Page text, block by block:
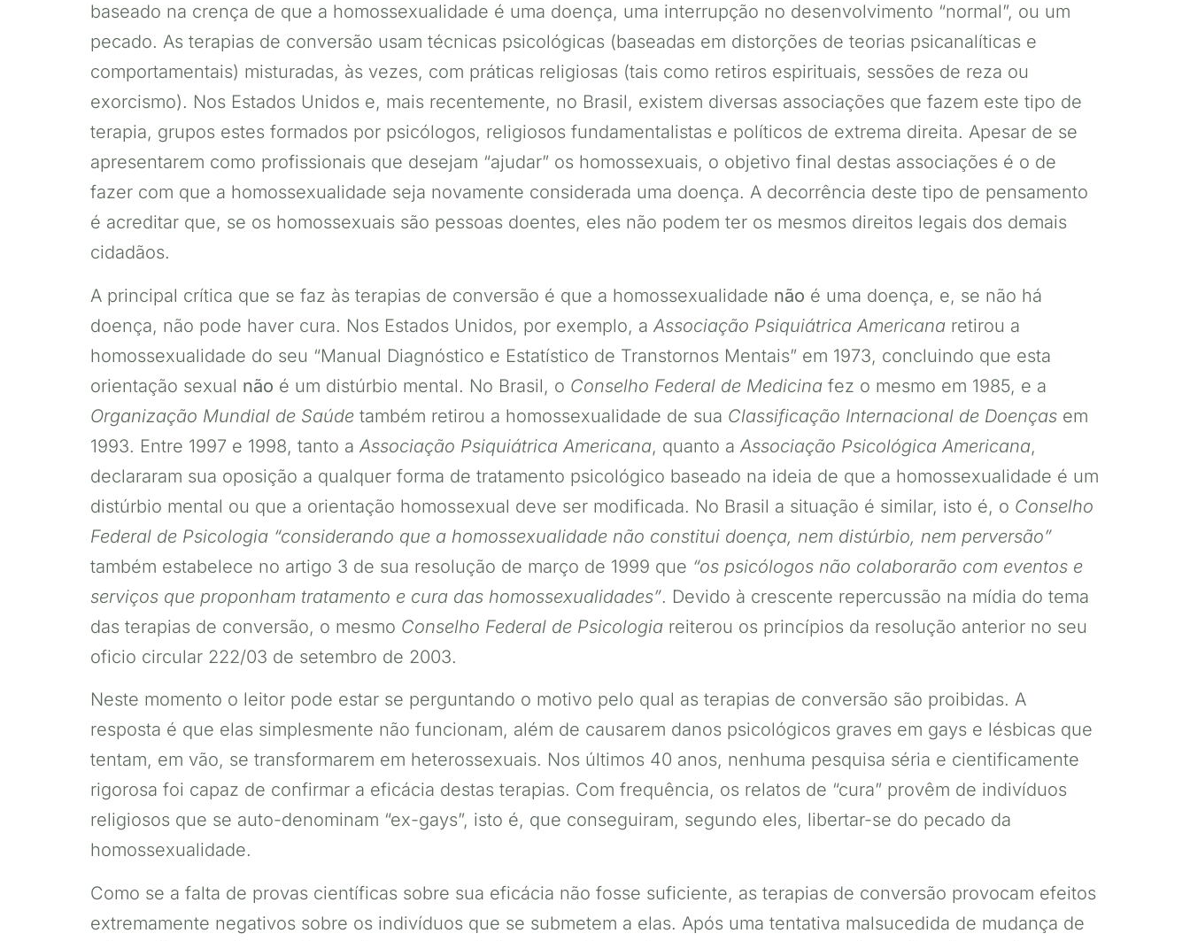
baseado na crença de que a homossexualidade é uma doença, uma interrupção no desenvolvimento “normal”, ou um
pecado. As terapias de conversão usam técnicas psicológicas (baseadas em distorções de teorias psicanalíticas e
comportamentais) misturadas, às vezes, com práticas religiosas (tais como retiros espirituais, sessões de reza ou
exorcismo). Nos Estados Unidos e, mais recentemente, no Brasil, existem diversas associações que fazem este tipo de
terapia, grupos estes formados por psicólogos, religiosos fundamentalistas e políticos de extrema direita. Apesar de se
apresentarem como profissionais que desejam “ajudar” os homossexuais, o objetivo final destas associações é o de
fazer com que a homossexualidade seja novamente considerada uma doença. A decorrência deste tipo de pensamento
é acreditar que, se os homossexuais são pessoas doentes, eles não podem ter os mesmos direitos legais dos demais
cidadãos.
A principal crítica que se faz às terapias de conversão é que a homossexualidade não é uma doença, e, se não há
doença, não pode haver cura. Nos Estados Unidos, por exemplo, a Associação Psiquiátrica Americana retirou a
homossexualidade do seu “Manual Diagnóstico e Estatístico de Transtornos Mentais” em 1973, concluindo que esta
orientação sexual não é um distúrbio mental. No Brasil, o Conselho Federal de Medicina fez o mesmo em 1985, e a
Organização Mundial de Saúde também retirou a homossexualidade de sua Classificação Internacional de Doenças em
1993. Entre 1997 e 1998, tanto a Associação Psiquiátrica Americana, quanto a Associação Psicológica Americana,
declararam sua oposição a qualquer forma de tratamento psicológico baseado na ideia de que a homossexualidade é um
distúrbio mental ou que a orientação homossexual deve ser modificada. No Brasil a situação é similar, isto é, o Conselho
Federal de Psicologia “considerando que a homossexualidade não constitui doença, nem distúrbio, nem perversão”
também estabelece no artigo 3 de sua resolução de março de 1999 que “os psicólogos não colaborarão com eventos e
serviços que proponham tratamento e cura das homossexualidades”. Devido à crescente repercussão na mídia do tema
das terapias de conversão, o mesmo Conselho Federal de Psicologia reiterou os princípios da resolução anterior no seu
oficio circular 222/03 de setembro de 2003.
Neste momento o leitor pode estar se perguntando o motivo pelo qual as terapias de conversão são proibidas. A
resposta é que elas simplesmente não funcionam, além de causarem danos psicológicos graves em gays e lésbicas que
tentam, em vão, se transformarem em heterossexuais. Nos últimos 40 anos, nenhuma pesquisa séria e cientificamente
rigorosa foi capaz de confirmar a eficácia destas terapias. Com frequência, os relatos de “cura” provêm de indivíduos
religiosos que se auto-denominam “ex-gays”, isto é, que conseguiram, segundo eles, libertar-se do pecado da
homossexualidade.
Como se a falta de provas científicas sobre sua eficácia não fosse suficiente, as terapias de conversão provocam efeitos
extremamente negativos sobre os indivíduos que se submetem a elas. Após uma tentativa malsucedida de mudança de